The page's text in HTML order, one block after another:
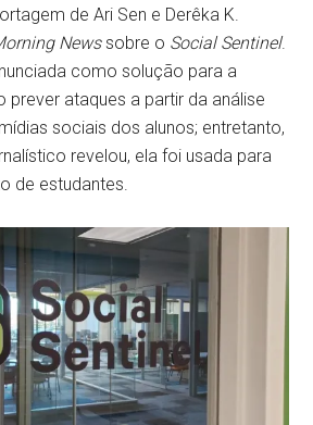
de Ari Sen e Derêka K.
Newssobre o Social Sentinel.
como solução para a
prever ataques a partir da análise
sociais dos alunos; entretanto,
revelou, ela foi usada para
de estudantes.